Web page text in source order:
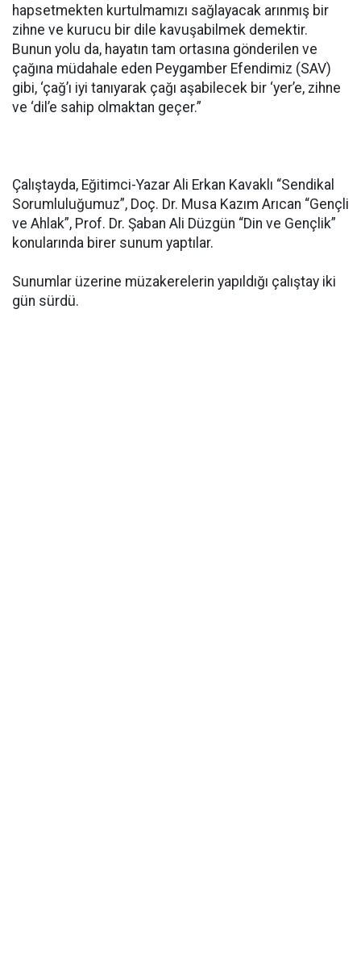
hapsetmekten kurtulmamızı sağlayacak arınmış bir
zihne ve kurucu bir dile kavuşabilmek demektir.
Bunun yolu da, hayatın tam ortasına gönderilen ve
çağına müdahale eden Peygamber Efendimiz (SAV)
gibi, ‘çağ’ı iyi tanıyarak çağı aşabilecek bir ‘yer’e, zihne
ve ‘dil’e sahip olmaktan geçer.”
Çalıştayda, Eğitimci-Yazar Ali Erkan Kavaklı “Sendikal
Sorumluluğumuz”, Doç. Dr. Musa Kazım Arıcan “Gençli
ve Ahlak”, Prof. Dr. Şaban Ali Düzgün “Din ve Gençlik”
konularında birer sunum yaptılar.
Sunumlar üzerine müzakerelerin yapıldığı çalıştay iki
gün sürdü.